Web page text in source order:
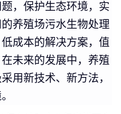
，保护生态环境，实
养殖场污水生物处理
成本的解决方案，值
未来的发展中，养殖
用新技术、新方法，